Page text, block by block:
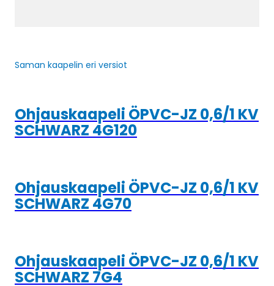
Saman kaapelin eri versiot
Ohjauskaapeli ÖPVC-JZ 0,6/1 KV
SCHWARZ 4G120
Ohjauskaapeli ÖPVC-JZ 0,6/1 KV
SCHWARZ 4G70
Ohjauskaapeli ÖPVC-JZ 0,6/1 KV
SCHWARZ 7G4